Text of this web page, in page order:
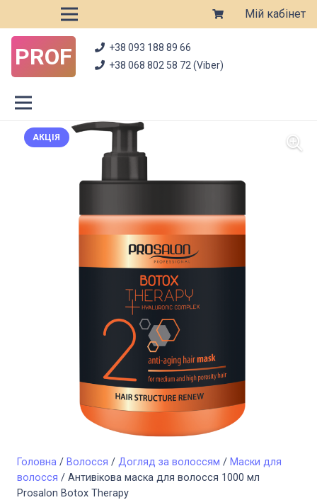
Мій кабінет
PROF
+38 093 188 89 66
+38 068 802 58 72 (Viber)
АКЦІЯ
Головна / Волосся / Догляд за волоссям / Маски для
волосся / Антивікова маска для волосся 1000 мл
Prosalon Botox Therapy